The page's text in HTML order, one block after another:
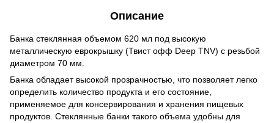
Описание
Банка стеклянная объемом 620 мл под высокую
металлическую еврокрышку (Твист офф Deep TNV) с резьбой
диаметром 70 мм.
Банка обладает высокой прозрачностью, что позволяет легко
определить количество продукта и его состояние,
применяемое для консервирования и хранения пищевых
продуктов. Стеклянные банки такого объема удобны для